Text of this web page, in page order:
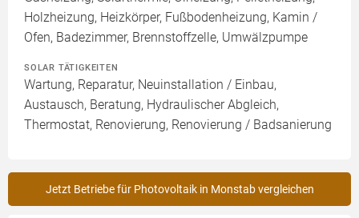
Holzheizung, Heizkörper, Fußbodenheizung, Kamin /
Ofen, Badezimmer, Brennstoffzelle, Umwälzpumpe
SOLAR TÄTIGKEITEN
Wartung, Reparatur, Neuinstallation / Einbau,
Austausch, Beratung, Hydraulischer Abgleich,
Thermostat, Renovierung, Renovierung / Badsanierung
Jetzt Betriebe für Photovoltaik in Monstab vergleichen